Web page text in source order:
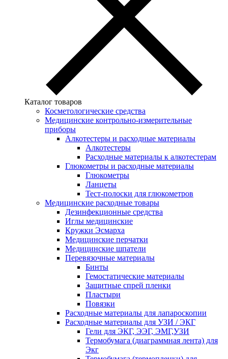
Каталог товаров
Косметологические средства
Медицинские контрольно-измерительные
приборы
Алкотестеры и расходные материалы
Алкотестеры
Расходные материалы к алкотестерам
Глюкометры и расходные материалы
Глюкометры
Ланцеты
Тест-полоски для глюкометров
Медицинские расходные товары
Дезинфекционные средства
Иглы медицинские
Кружки Эсмарха
Медицинские перчатки
Медицинские шпатели
Перевязочные материалы
Бинты
Гемостатические материалы
Защитные спрей пленки
Пластыри
Повязки
Расходные материалы для лапароскопии
Расходные материалы для УЗИ / ЭКГ
Гели для ЭКГ, ЭЭГ, ЭМГ,УЗИ
Термобумага (диаграммная лента) для
Экг